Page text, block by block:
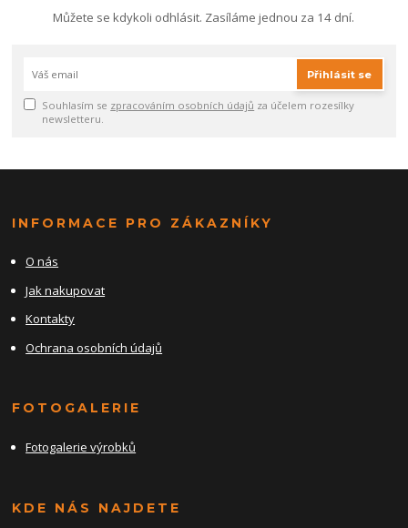
Můžete se kdykoli odhlásit. Zasíláme jednou za 14 dní.
Přihlásit se
Souhlasím se zpracováním osobních údajů za účelem rozesílky
newsletteru.
INFORMACE PRO ZÁKAZNÍKY
O nás
Jak nakupovat
Kontakty
Ochrana osobních údajů
FOTOGALERIE
Fotogalerie výrobků
KDE NÁS NAJDETE